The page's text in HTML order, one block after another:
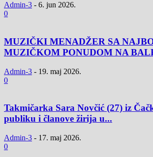
Admin-3 - 6. jun 2026.
0
MUZIČKI MENADŽER SA
MUZIČKOM PONUDOM NA
Admin-3 - 19. maj 2026.
0
Takmičarka Sara Novčić (27) iz
publiku i članove žirija u...
Admin-3 - 17. maj 2026.
0